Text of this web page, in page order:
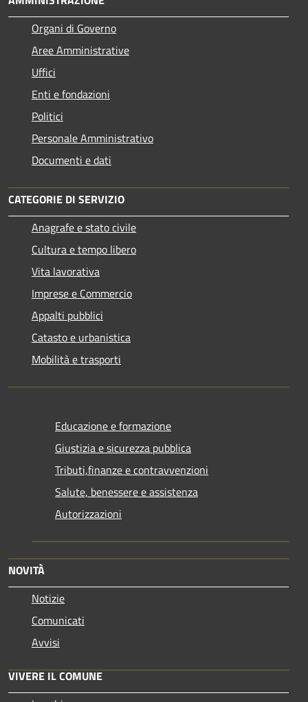
Organi di Governo
Aree Amministrative
Uffici
Enti e fondazioni
Politici
Personale Amministrativo
Documenti e dati
CATEGORIE DI SERVIZIO
Anagrafe e stato civile
Cultura e tempo libero
Vita lavorativa
Imprese e Commercio
Appalti pubblici
Catasto e urbanistica
Mobilità e trasporti
Educazione e formazione
Giustizia e sicurezza pubblica
Tributi,finanze e contravvenzioni
Salute, benessere e assistenza
Autorizzazioni
NOVITÀ
Notizie
Comunicati
Avvisi
VIVERE IL COMUNE